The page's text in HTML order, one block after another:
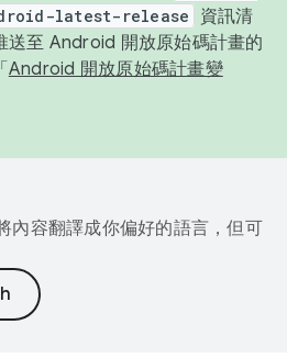
latest-release
資訊清
送至 Android 開放原始碼計畫的
Android 開放原始碼計畫變
內容翻譯成你偏好的語言，但可